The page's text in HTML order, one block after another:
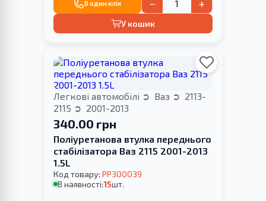
В один клік − +
У кошик
Легкові автомобілі Ваз
2113-
2115
2001-2013
340.00 грн
Поліуретанова втулка переднього
стабілізатора Ваз 2115 2001-2013
1.5L
Код товару: PP300039
В наявності:15шт.